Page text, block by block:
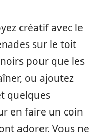
créatif avec le
sur le toit
pour que les
ou ajoutez
quelques
en faire un coin
adorer. Vous ne